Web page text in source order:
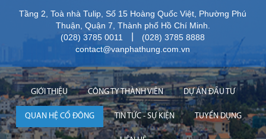
Tầng 2, Toà nhà Tulip, Số 15 Hoàng Quốc Việt, Phường Phú
Thuận, Quận 7, Thành phố Hồ Chí Minh.
(028) 3785 0011
(028) 3785 8888
contact@vanphathung.com.vn
GIỚI THIỆU CÔNG TY THÀNH VIÊN DỰ ÁN ĐẦU TƯ
QUAN HỆ CỔ ĐÔNG TIN TỨC - SỰ KIỆN TUYỂN DỤNG